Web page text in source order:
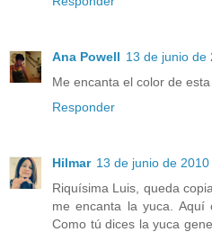
Ana Powell 13 de junio de
Me encanta el color de
Responder
Hilmar 13 de junio de
Riquísima Luis, queda
me encanta la yuca. Aquí
Como tú dices la yuca